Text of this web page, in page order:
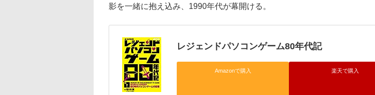
影を一緒に抱え込み、1990年代が幕開ける。
レジェンドパソコンゲーム80年代記
Amazonで購入 楽天で購入